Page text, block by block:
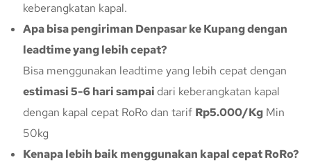
keberangkatan kapal.
Apa bisa pengiriman Denpasar ke Kupang dengan
leadtime yang lebih cepat?
Bisa menggunakan leadtime yang lebih cepat dengan
estimasi 5-6 hari sampai dari keberangkatan kapal
dengan kapal cepat RoRo dan tarif Rp5.000/Kg Min
50kg
Kenapa lebih baik menggunakan kapal cepat RoRo?